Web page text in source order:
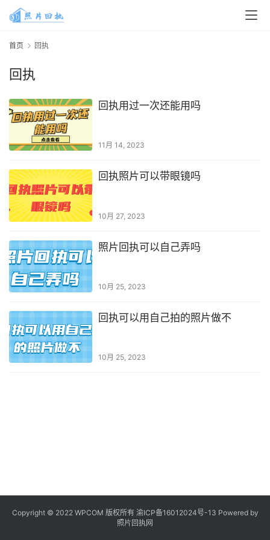
首页 回执
回执
回执用过一次还能用吗
11月 14, 2023
回执照片可以带眼镜吗
10月 27, 2023
照片回执可以自己弄吗
10月 25, 2023
回执可以用自己拍的照片做不
10月 25, 2023
Copyright © 2022 WPCOM 版权所有 渝ICP备16012024号-13 Powered by
照片回执网